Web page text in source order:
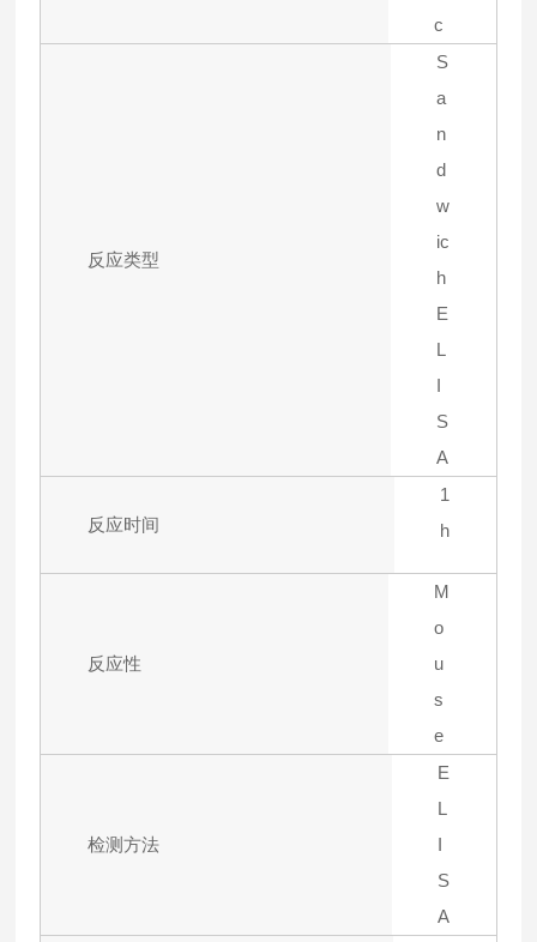
c
反应类型
S
a
n
d
w
ic
h
E
L
I
S
A
反应时间
1
h
反应性
M
o
u
s
e
检测方法
E
L
I
S
A